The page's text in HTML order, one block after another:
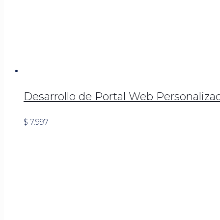
Desarrollo de Portal Web
$ 7.997